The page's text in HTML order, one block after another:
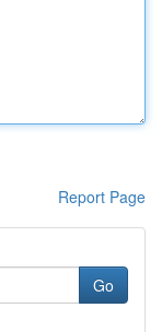
Report Page
Go